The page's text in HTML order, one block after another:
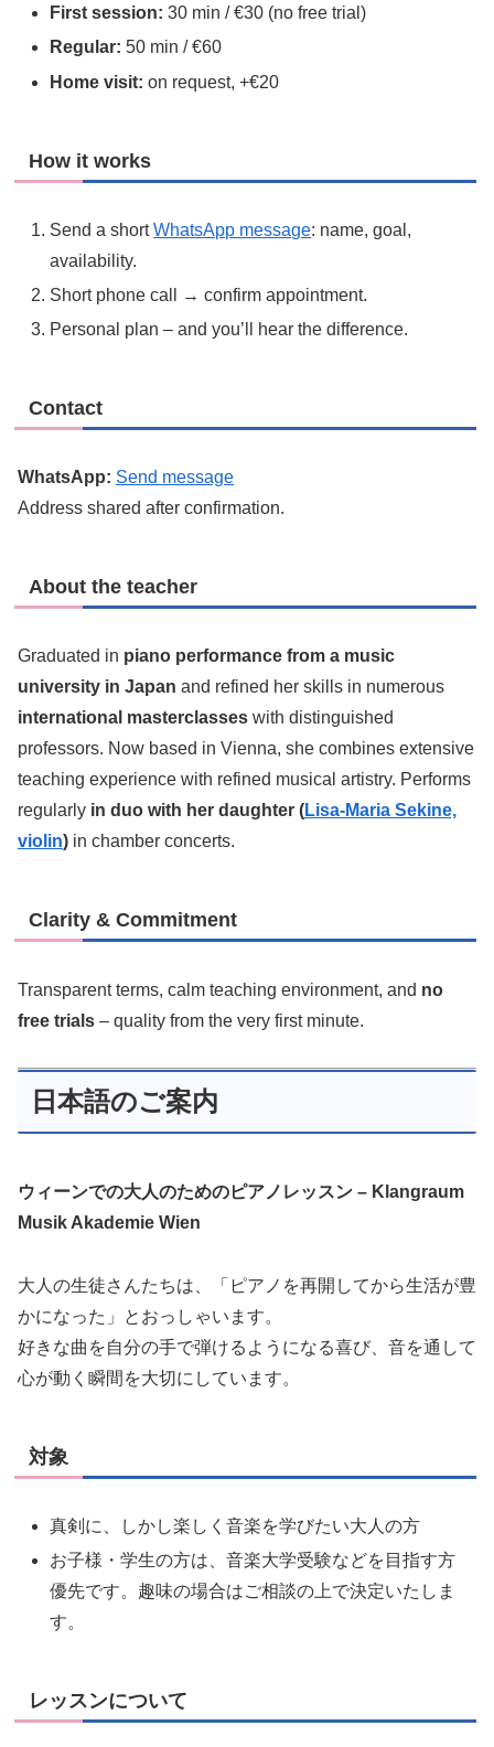
First session: 30 min / €30 (no free trial)
Regular: 50 min / €60
Home visit: on request, +€20
How it works
Send a shortWhatsApp message: name, goal,
availability.
Short phone call → confirm appointment.
Personal plan – and you’ll hear the difference.
Contact
WhatsApp: Send message
Address shared after confirmation.
About the teacher
Graduated in piano performance from a music
university in Japan and refined her skills in numerous
international masterclasses with distinguished
professors. Now based in Vienna, she combines extensive
teaching experience with refined musical artistry. Performs
regularly in duo with her daughter (Lisa-Maria Sekine,
violin) in chamber concerts.
Clarity & Commitment
Transparent terms, calm teaching environment, and no
free trials – quality from the very first minute.
日本語のご案内
ウィーンでの大人のためのピアノレッスン – Klangraum
Musik Akademie Wien
大人の生徒さんたちは、「ピアノを再開してから生活が豊
かになった」とおっしゃいます。
好きな曲を自分の手で弾けるようになる喜び、音を通して
心が動く瞬間を大切にしています。
対象
真剣に、しかし楽しく音楽を学びたい大人の方
お子様・学生の方は、音楽大学受験などを目指す方
優先です。趣味の場合はご相談の上で決定いたしま
す。
レッスンについて